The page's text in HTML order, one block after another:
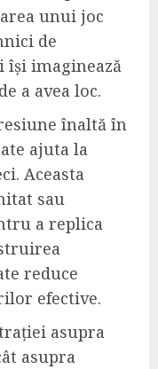
unui joc
de
își imaginează
a avea loc.
înaltă în
ajuta la
Aceasta
sau
a replica
reduce
efective.
asupra
asupra